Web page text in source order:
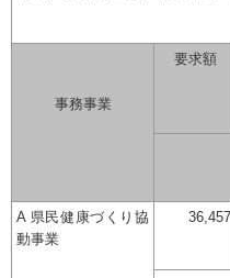
事務事業
要求額
A 県民健康づくり協
動事業
36,457